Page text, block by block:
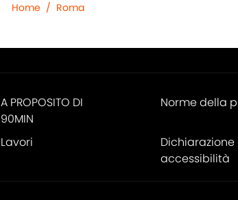
Home / Roma
A PROPOSITO DI
90MIN
Norme della
Lavori
Dichiarazione
accessibilità